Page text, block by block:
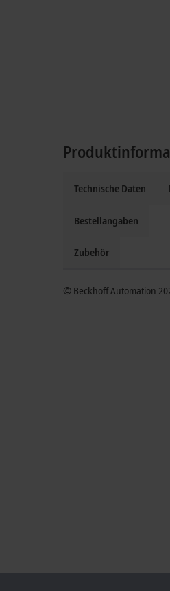
Technische Daten
Bestellangaben
Zubehör
© Beckhoff Automation